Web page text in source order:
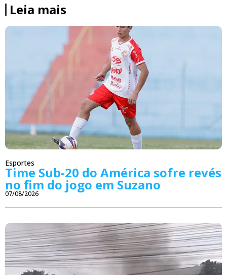
Leia mais
Esportes
Time Sub-20 do América sofre revés
no fim do jogo em Suzano
07/08/2026